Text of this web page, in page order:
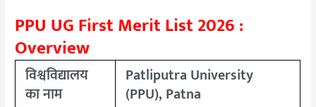
PPU UG First Merit List 2026 :
Overview
विश्वविद्यालय
का नाम
Patliputra University
(PPU), Patna